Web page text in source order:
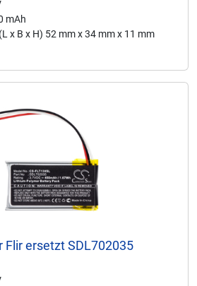
mAh
(L x B x H) 52 mm x 34 mm x 11 mm
Flir ersetzt SDL702035